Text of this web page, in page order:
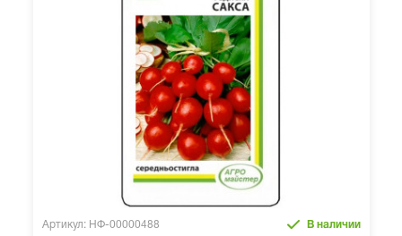
Артикул: НФ-00000488 В наличии